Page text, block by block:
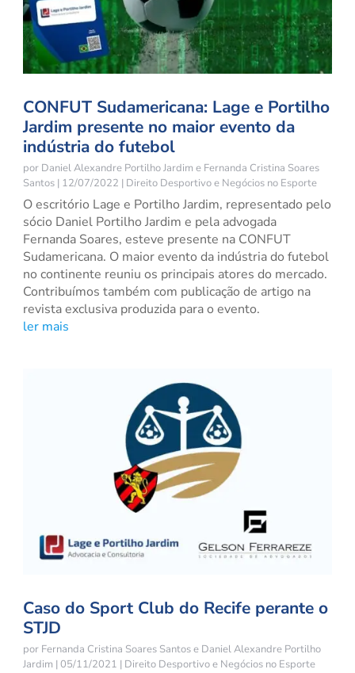
CONFUT Sudamericana: Lage e Portilho
Jardim presente no maior evento da
indústria do futebol
por Daniel Alexandre Portilho Jardim e Fernanda Cristina Soares
Santos | 12/07/2022 | Direito Desportivo e Negócios no Esporte
O escritório Lage e Portilho Jardim, representado pelo
sócio Daniel Portilho Jardim e pela advogada
Fernanda Soares, esteve presente na CONFUT
Sudamericana. O maior evento da indústria do futebol
no continente reuniu os principais atores do mercado.
Contribuímos também com publicação de artigo na
revista exclusiva produzida para o evento.
ler mais
Caso do Sport Club do Recife perante o
STJD
por Fernanda Cristina Soares Santose Daniel Alexandre Portilho
Jardim |05/11/2021 | Direito Desportivo e Negócios no Esporte